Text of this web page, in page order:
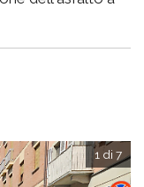
1 di 7